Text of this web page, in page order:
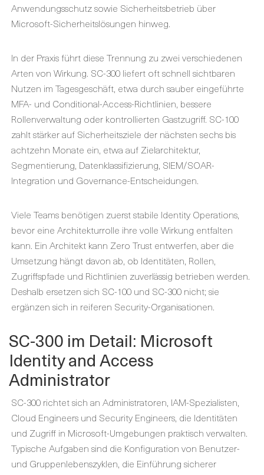
Anwendungsschutz sowie Sicherheitsbetrieb über
Microsoft-Sicherheitslösungen hinweg.
In der Praxis führt diese Trennung zu zwei verschiedenen
Arten von Wirkung. SC-300 liefert oft schnell sichtbaren
Nutzen im Tagesgeschäft, etwa durch sauber eingeführte
MFA- und Conditional-Access-Richtlinien, bessere
Rollenverwaltung oder kontrollierten Gastzugriff. SC-100
zahlt stärker auf Sicherheitsziele der nächsten sechs bis
achtzehn Monate ein, etwa auf Zielarchitektur,
Segmentierung, Datenklassifizierung, SIEM/SOAR-
Integration und Governance-Entscheidungen.
Viele Teams benötigen zuerst stabile Identity Operations,
bevor eine Architekturrolle ihre volle Wirkung entfalten
kann. Ein Architekt kann Zero Trust entwerfen, aber die
Umsetzung hängt davon ab, ob Identitäten, Rollen,
Zugriffspfade und Richtlinien zuverlässig betrieben werden.
Deshalb ersetzen sich SC-100 und SC-300 nicht; sie
ergänzen sich in reiferen Security-Organisationen.
SC-300 im Detail: Microsoft
Identity and Access
Administrator
SC-300 richtet sich an Administratoren, IAM-Spezialisten,
Cloud Engineers und Security Engineers, die Identitäten
und Zugriff in Microsoft-Umgebungen praktisch verwalten.
Typische Aufgaben sind die Konfiguration von Benutzer-
und Gruppenlebenszyklen, die Einführung sicherer